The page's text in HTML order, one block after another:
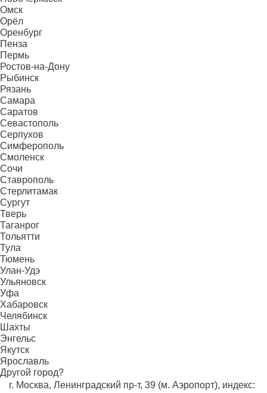
Омск
Орёл
Оренбург
Пенза
Пермь
Ростов-на-Дону
Рыбинск
Рязань
Самара
Саратов
Севастополь
Серпухов
Симферополь
Смоленск
Сочи
Ставрополь
Стерлитамак
Сургут
Тверь
Таганрог
Тольятти
Тула
Тюмень
Улан-Удэ
Ульяновск
Уфа
Хабаровск
Челябинск
Шахты
Энгельс
Якутск
Ярославль
Другой город?
г. Москва, Ленинградский пр-т, 39 (м. Аэропорт), индекс: